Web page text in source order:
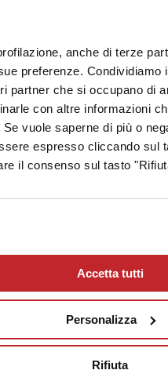
anche di terze
preferenze.
partner che si occupano di
con altre informazioni
vuole saperne di più o
espresso cliccando sul
il consenso sul tasto
Accetta tutti
Personalizza
Rifiuta
evocano soffici lane e
che appartengono
esaltati solo gli aspetti
ceramico italiano, ma
sua massima definizione ed
rilievi, trame, pieghe, strutture e